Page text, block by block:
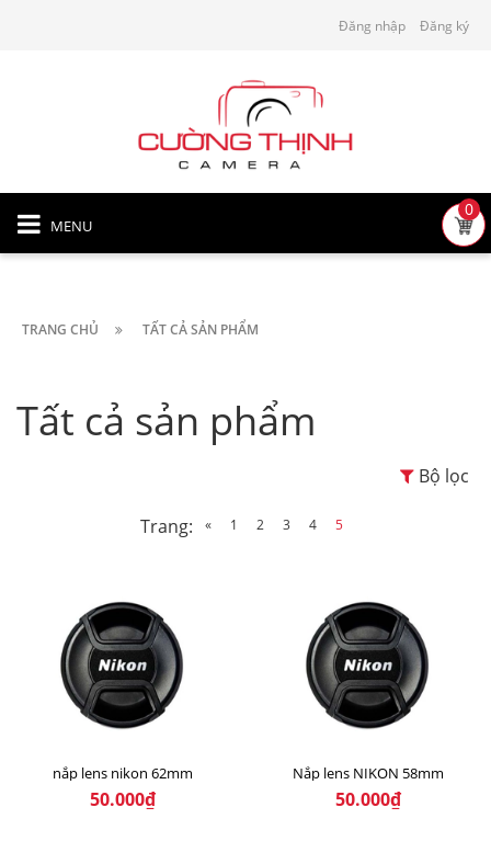
Đăng nhập Đăng ký
MENU
0
TRANG CHỦ TẤT CẢ SẢN PHẨM
Tất cả sản phẩm
Bộ lọc
Trang: « 1 2 3 4 5
nắp lens nikon 62mm
50.000₫
Nắp lens NIKON 58mm
50.000₫